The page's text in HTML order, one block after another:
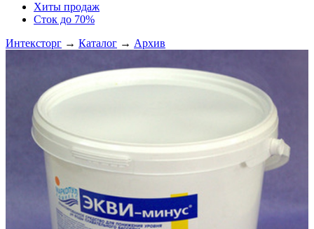
Хиты продаж
Сток до 70%
Интексторг → Каталог → Архив